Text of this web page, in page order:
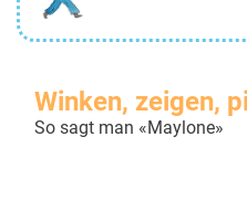
Winken, zeigen,
So sagt man «Maylone»